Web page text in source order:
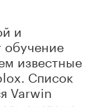
и
обучение
известные
Список
Varwin